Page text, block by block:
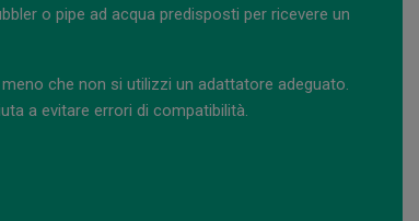
o pipe ad acqua predisposti per ricevere un
meno che non si utilizzi un adattatore adeguato.
a evitare errori di compatibilità.